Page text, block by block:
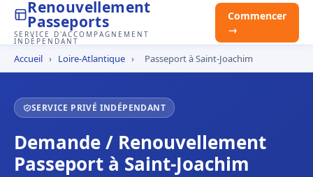
Renouvellement
Passeports
SERVICE D'ACCOMPAGNEMENT
INDÉPENDANT
Commencer
→
Accueil › Loire-Atlantique › Passeport à Saint-Joachim
SERVICE PRIVÉ INDÉPENDANT
Demande / Renouvellement
Passeport à Saint-Joachim